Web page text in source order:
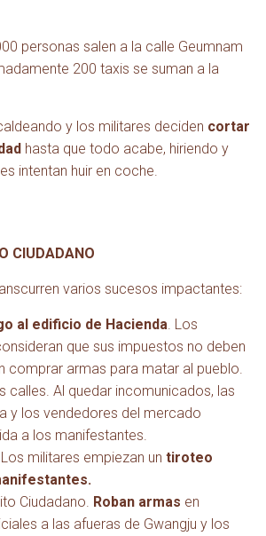
personas salen a la calle Geumnam
200 taxis se suman a la
y los militares deciden cortar
hasta que todo acabe, hiriendo y
intentan huir en coche.
CIUDADANO
varios sucesos impactantes:
al edificio de Hacienda. Los
que sus impuestos no deben
comprar armas para matar al pueblo.
calles. Al quedar incomunicados, las
y los vendedores del mercado
a los manifestantes.
militares empiezan un tiroteo
Ciudadano. Roban armas en
a las afueras de Gwangju y los